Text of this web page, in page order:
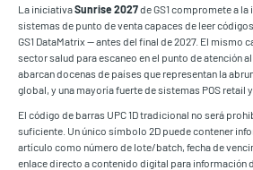
La iniciativaSunrise 2027de GS1 compromete a
sistemas de punto de venta capaces de leer
GS1 DataMatrix — antes del final de 2027. El mismo
sector salud para escaneo en el punto de atención
abarcan docenas de países que representan la
global, y una mayoría fuerte de sistemas POS retail
El código de barras UPC 1D tradicional no será
suficiente. Un único símbolo 2D puede contener
artículo como número de lote/batch, fecha de
enlace directo a contenido digital para información